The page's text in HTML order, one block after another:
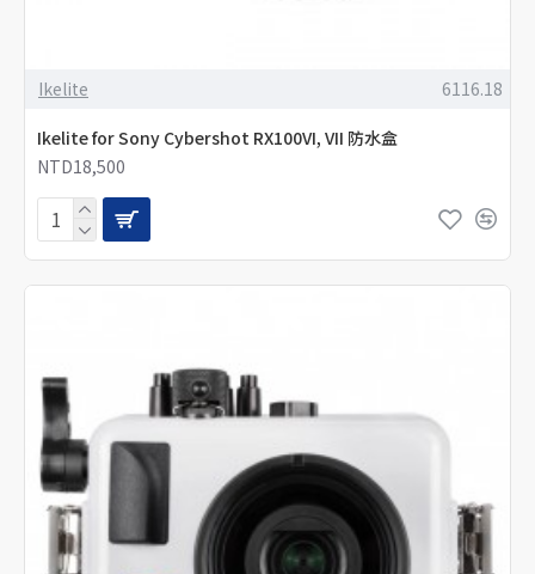
Ikelite 6116.18
Ikelite for Sony Cybershot RX100VI, VII 防水盒
NTD18,500